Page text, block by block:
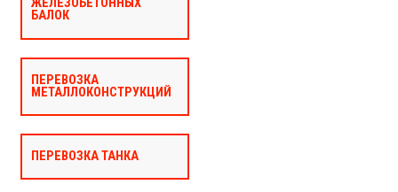
ЖЕЛЕЗОБЕТОННЫХ
БАЛОК
ПЕРЕВОЗКА
МЕТАЛЛОКОНСТРУКЦИЙ
ПЕРЕВОЗКА ТАНКА